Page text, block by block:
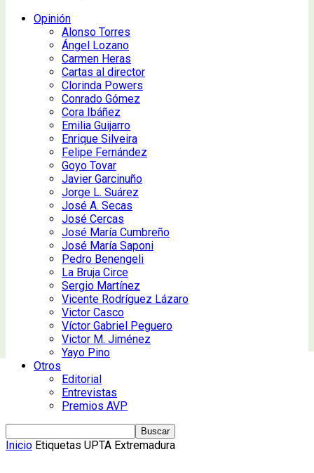
Opinión
Alonso Torres
Ángel Lozano
Carmen Heras
Cartas al director
Clorinda Powers
Conrado Gómez
Cora Ibáñez
Emilia Guijarro
Enrique Silveira
Felipe Fernández
Goyo Tovar
Javier Garcinuño
Jorge L. Suárez
José A. Secas
José Cercas
José María Cumbreño
José María Saponi
Pedro Benengeli
La Bruja Circe
Sergio Martínez
Vicente Rodríguez Lázaro
Victor Casco
Víctor Gabriel Peguero
Victor M. Jiménez
Yayo Pino
Otros
Editorial
Entrevistas
Premios AVP
Inicio Etiquetas UPTA Extremadura